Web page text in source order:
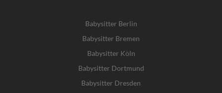
Babysitter Berlin
Babysitter Bremen
Babysitter Köln
Babysitter Dortmund
Babysitter Dresden